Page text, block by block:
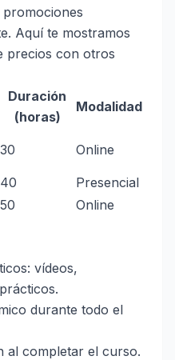
Aquí te mostramos
precios con otros
Duración
(horas)
Modalidad
30 Online
40
Presencial
50
Online
vídeos,
durante todo el
al completar el curso.